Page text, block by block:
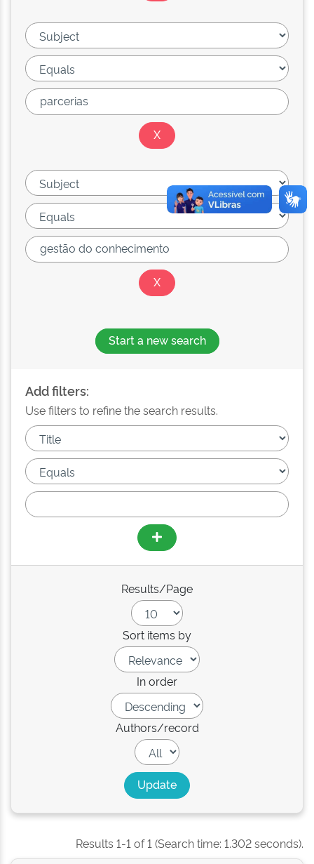
Start a new search
Add filters:
Use filters to refine the search results.
Results/Page
Sort items by
In order
Authors/record
Results 1-1 of 1 (Search time: 1.302 seconds).